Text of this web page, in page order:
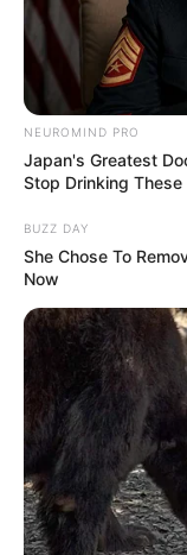
Zodiak China: Ular
Tinggi Badan: 159
Berat Badan: –
Golongan Darah: O
Profesi: Penyanyi,
Hobi: Menonton
jagung
Object: Air
Fakta Menarik
Ia merupakan
Ia berpartisipasi di
invisible girl.
Sebelum bersama
NEUROMIND PRO
Japan's Greatest
Stop Drinking
BUZZ DAY
She Chose To
Now